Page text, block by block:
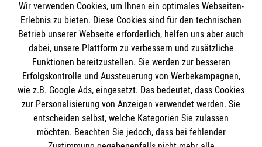
Informationen
Impressum
Datenschutz
Kontakt
Barrierefreiheit
Die Malteser
Malteser in Deutschland
Wir verwenden Cookies, um Ihnen ein optimales Webseiten-
Erlebnis zu bieten. Diese Cookies sind für den technischen
Betrieb unserer Webseite erforderlich, helfen uns aber auch
dabei, unsere Plattform zu verbessern und zusätzliche
Funktionen bereitzustellen. Sie werden zur besseren
Erfolgskontrolle und Aussteuerung von Werbekampagnen,
wie z.B. Google Ads, eingesetzt. Das bedeutet, dass Cookies
zur Personalisierung von Anzeigen verwendet werden. Sie
entscheiden selbst, welche Kategorien Sie zulassen
möchten. Beachten Sie jedoch, dass bei fehlender